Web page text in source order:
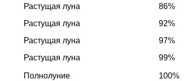
Растущая луна
86%
Растущая луна
92%
Растущая луна
97%
Растущая луна 99%
Полнолуние 100%